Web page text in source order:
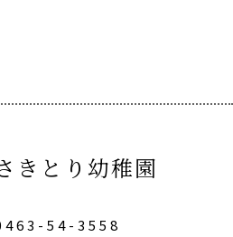
きとり幼稚園
54-3558